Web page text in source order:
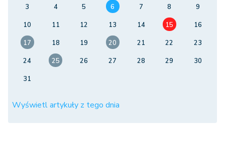
3
4 5 6 7 8
9
10
11 12 13 14 15
16
17
18 19 20 21 22
23
24
25 26 27 28 29
30
31
Wyświetl artykuły z tego dnia